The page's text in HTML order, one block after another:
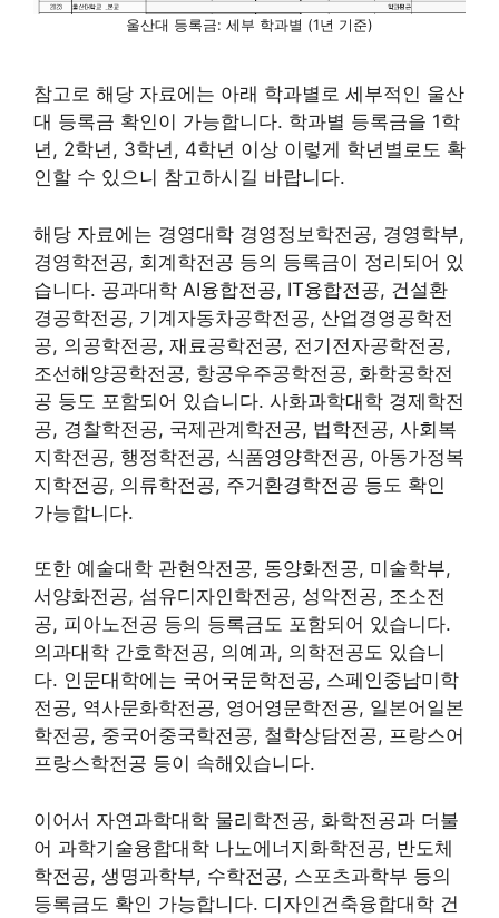
울산대 등록금: 세부 학과별 (1년 기준)
참고로 해당 자료에는 아래 학과별로 세부적인 울산
대 등록금 확인이 가능합니다. 학과별 등록금을 1학
년, 2학년, 3학년, 4학년 이상 이렇게 학년별로도 확
인할 수 있으니 참고하시길 바랍니다.
해당 자료에는 경영대학 경영정보학전공, 경영학부,
경영학전공, 회계학전공 등의 등록금이 정리되어 있
습니다. 공과대학 AI융합전공, IT융합전공, 건설환
경공학전공, 기계자동차공학전공, 산업경영공학전
공, 의공학전공, 재료공학전공, 전기전자공학전공,
조선해양공학전공, 항공우주공학전공, 화학공학전
공 등도 포함되어 있습니다. 사화과학대학 경제학전
공, 경찰학전공, 국제관계학전공, 법학전공, 사회복
지학전공, 행정학전공, 식품영양학전공, 아동가정복
지학전공, 의류학전공, 주거환경학전공 등도 확인
가능합니다.
또한 예술대학 관현악전공, 동양화전공, 미술학부,
서양화전공, 섬유디자인학전공, 성악전공, 조소전
공, 피아노전공 등의 등록금도 포함되어 있습니다.
의과대학 간호학전공, 의예과, 의학전공도 있습니
다. 인문대학에는 국어국문학전공, 스페인중남미학
전공, 역사문화학전공, 영어영문학전공, 일본어일본
학전공, 중국어중국학전공, 철학상담전공, 프랑스어
프랑스학전공 등이 속해있습니다.
이어서 자연과학대학 물리학전공, 화학전공과 더불
어 과학기술융합대학 나노에너지화학전공, 반도체
학전공, 생명과학부, 수학전공, 스포츠과학부 등의
등록금도 확인 가능합니다. 디자인건축융합대학 건